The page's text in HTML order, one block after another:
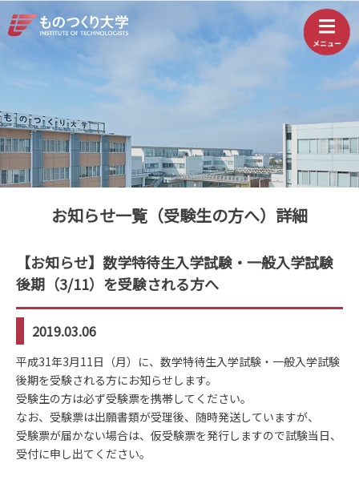
お知らせ一覧（受験生の方へ）詳細
【お知らせ】数学特待生入学試験・一般入学試験
後期（3/11）を受験される方へ
2019.03.06
平成31年3月11日（月）に、数学特待生入学試験・一般入学試験
後期を受験される方にお知らせします。
受験生の方は必ず受験票を携帯してください。
なお、受験票は出願書類が受理後、随時発送していますが、
受験票が届かない場合は、仮受験票を発行しますので試験当日、
受付に申し出てください。